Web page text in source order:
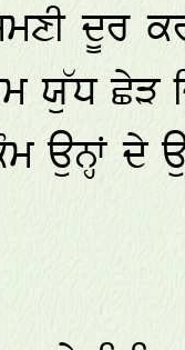
ਦੂਰ
ਯੁੱਧ ਛੇੜ
ਉਨ੍ਹਾਂ